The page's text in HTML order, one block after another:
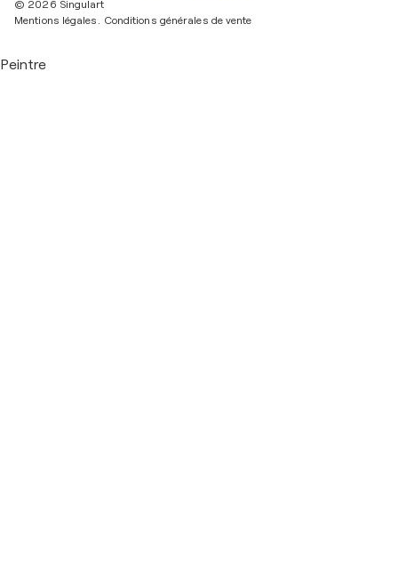
© 2026 Singulart
Mentions légales. Conditions générales de vente
Peintre